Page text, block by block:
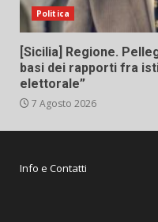
Politica
[Sicilia] Regione.
basi dei rapporti fra
elettorale”
7 Agosto 2026
Info e Contatti